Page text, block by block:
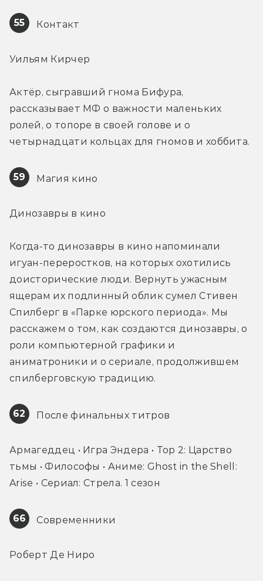
55 Контакт
Уильям Кирчер
Актёр, сыгравший гнома Бифура,
рассказывает МФ о важности маленьких
ролей, о топоре в своей голове и о
четырнадцати кольцах для гномов и хоббита.
59 Магия кино
Динозавры в кино
Когда-то динозавры в кино напоминали
игуан-переростков, на которых охотились
доисторические люди. Вернуть ужасным
ящерам их подлинный облик сумел Стивен
Спилберг в «Парке юрского периода». Мы
расскажем о том, как создаются динозавры, о
роли компьютерной графики и
аниматроники и о сериале, продолжившем
спилберговскую традицию.
62 После финальных титров
Армагеддец • Игра Эндера • Тор 2: Царство
тьмы • Философы • Аниме: Ghost in the Shell:
Arise • Сериал: Стрела. 1 сезон
66 Современники
Роберт Де Ниро